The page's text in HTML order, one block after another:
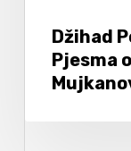
Džihad
Pjesma